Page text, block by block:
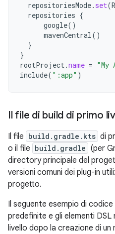
repositoriesMode. set(
repositories {
google()
mavenCentral()
}
}
rootProject.name = "My
include( ":app" )
Il file di build di primo
Il file build.gradle.kts di
o il file build.gradle (per
directory principale del
versioni comuni dei plug-in
progetto.
Il seguente esempio di
predefinite e gli elementi DSL
livello dopo la creazione di